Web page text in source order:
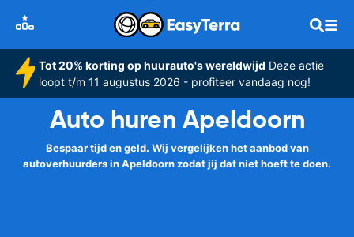
Tot 20% korting op huurauto's wereldwijd Deze actie
loopt t/m 11 augustus 2026 - profiteer vandaag nog!
Auto huren Apeldoorn
Bespaar tijd en geld. Wij vergelijken het aanbod van
autoverhuurders in Apeldoorn zodat jij dat niet hoeft te doen.